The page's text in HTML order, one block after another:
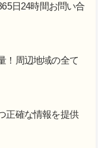
日24時間お問い合
！周辺地域の全て
正確な情報を提供